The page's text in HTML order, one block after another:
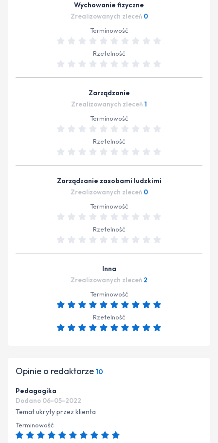
Wychowanie fizyczne
Zrealizowanych zleceń 0
Terminowość
Rzetelność
Zarządzanie
Zrealizowanych zleceń 1
Terminowość
Rzetelność
Zarządzanie zasobami ludzkimi
Zrealizowanych zleceń 0
Terminowość
Rzetelność
Inna
Zrealizowanych zleceń 2
Terminowość
Rzetelność
Opinie o redaktorze 10
Pedagogika
Dodano 06-05-2022
Temat ukryty przez klienta
Terminowość